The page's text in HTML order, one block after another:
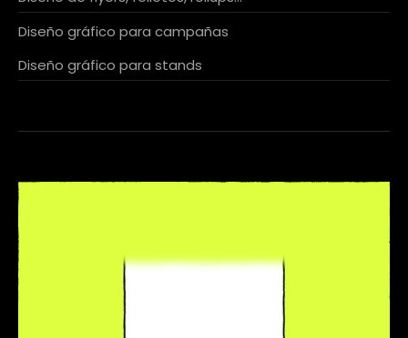
Diseño gráfico para campañas
Diseño gráfico para stands